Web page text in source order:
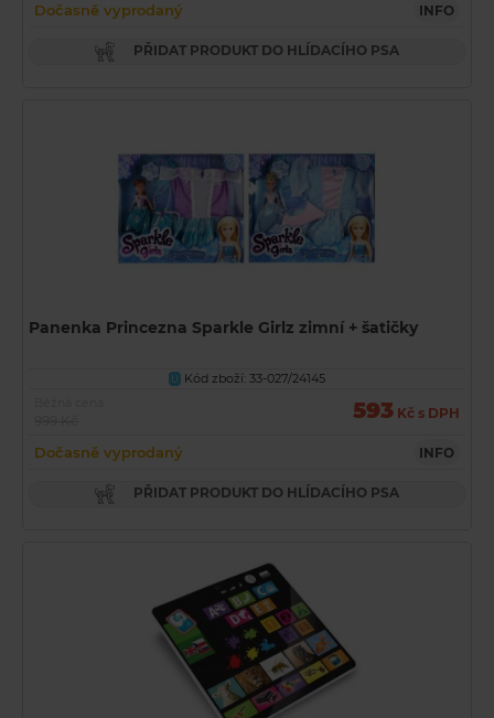
Dočasně vyprodaný INFO
PŘIDAT PRODUKT DO HLÍDACÍHO PSA
Panenka Princezna Sparkle Girlz zimní + šatičky
U
Kód zboží: 33-027/24145
593 Kč s DPH
Dočasně vyprodaný INFO
PŘIDAT PRODUKT DO HLÍDACÍHO PSA